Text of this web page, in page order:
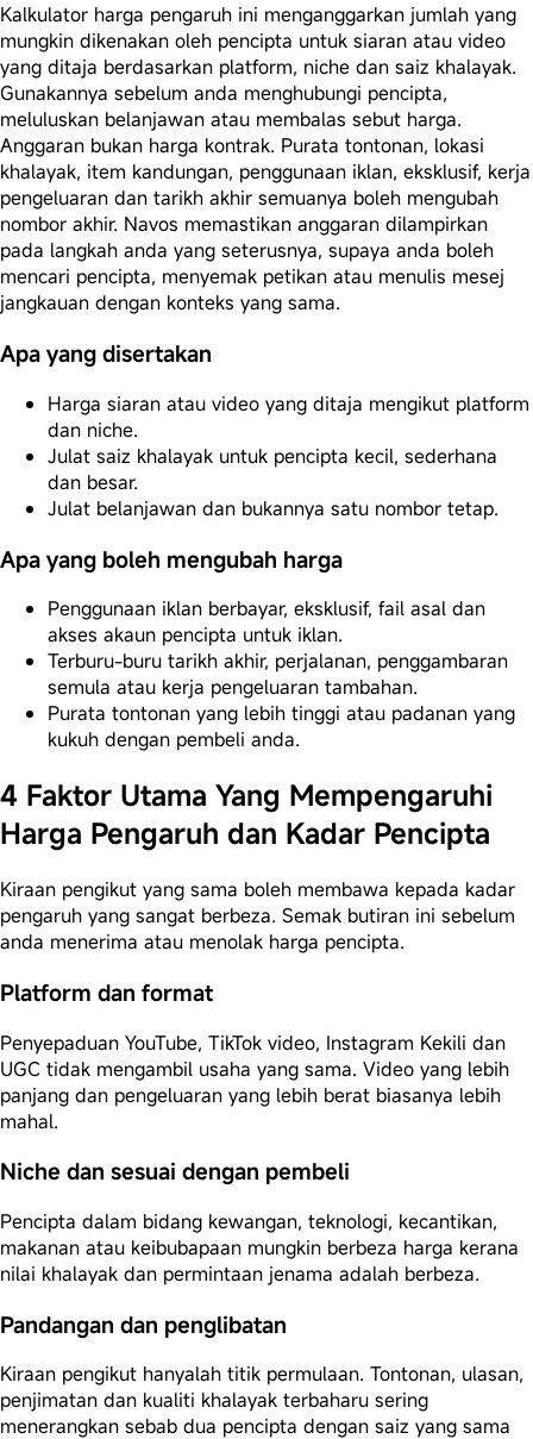
Kalkulator harga pengaruh ini menganggarkan jumlah yang
mungkin dikenakan oleh pencipta untuk siaran atau video
yang ditaja berdasarkan platform, niche dan saiz khalayak.
Gunakannya sebelum anda menghubungi pencipta,
meluluskan belanjawan atau membalas sebut harga.
Anggaran bukan harga kontrak. Purata tontonan, lokasi
khalayak, item kandungan, penggunaan iklan, eksklusif, kerja
pengeluaran dan tarikh akhir semuanya boleh mengubah
nombor akhir. Navos memastikan anggaran dilampirkan
pada langkah anda yang seterusnya, supaya anda boleh
mencari pencipta, menyemak petikan atau menulis mesej
jangkauan dengan konteks yang sama.
Apa yang disertakan
Harga siaran atau video yang ditaja mengikut platform
dan niche.
Julat saiz khalayak untuk pencipta kecil, sederhana
dan besar.
Julat belanjawan dan bukannya satu nombor tetap.
Apa yang boleh mengubah harga
Penggunaan iklan berbayar, eksklusif, fail asal dan
akses akaun pencipta untuk iklan.
Terburu-buru tarikh akhir, perjalanan, penggambaran
semula atau kerja pengeluaran tambahan.
Purata tontonan yang lebih tinggi atau padanan yang
kukuh dengan pembeli anda.
4 Faktor Utama Yang Mempengaruhi
Harga Pengaruh dan Kadar Pencipta
Kiraan pengikut yang sama boleh membawa kepada kadar
pengaruh yang sangat berbeza. Semak butiran ini sebelum
anda menerima atau menolak harga pencipta.
Platform dan format
Penyepaduan YouTube, TikTok video, Instagram Kekili dan
UGC tidak mengambil usaha yang sama. Video yang lebih
panjang dan pengeluaran yang lebih berat biasanya lebih
mahal.
Niche dan sesuai dengan pembeli
Pencipta dalam bidang kewangan, teknologi, kecantikan,
makanan atau keibubapaan mungkin berbeza harga kerana
nilai khalayak dan permintaan jenama adalah berbeza.
Pandangan dan penglibatan
Kiraan pengikut hanyalah titik permulaan. Tontonan, ulasan,
penjimatan dan kualiti khalayak terbaharu sering
menerangkan sebab dua pencipta dengan saiz yang sama